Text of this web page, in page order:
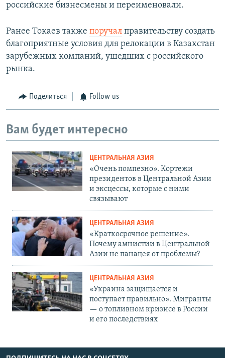
российские бизнесмены и переименовали.
Ранее Токаев также поручал правительству создать
благоприятные условия для релокации в Казахстан
зарубежных компаний, ушедших с российского
рынка.
Поделиться Follow us
Вам будет интересно
ЦЕНТРАЛЬНАЯ АЗИЯ
«Очень помпезно». Кортежи
президентов в Центральной Азии
и эксцессы, которые с ними
связывают
ЦЕНТРАЛЬНАЯ АЗИЯ
«Краткосрочное решение».
Почему амнистии в Центральной
Азии не панацея от проблемы?
ЦЕНТРАЛЬНАЯ АЗИЯ
«Украина защищается и
поступает правильно». Мигранты
— о топливном кризисе в России
и его последствиях